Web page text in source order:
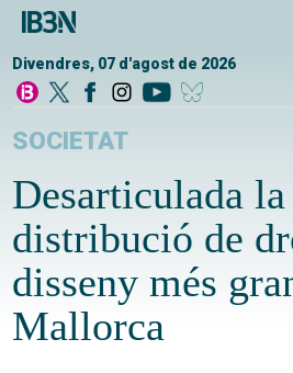
Divendres, 07 d'agost de 2026
SOCIETAT
Desarticulada
distribució de
disseny més
Mallorca